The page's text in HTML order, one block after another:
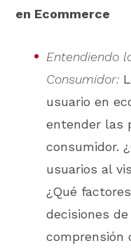
en Ecommerce
Entendiendo
Consumidor:
usuario en
entender las
consumidor.
usuarios al
¿Qué
decisiones
comprensión